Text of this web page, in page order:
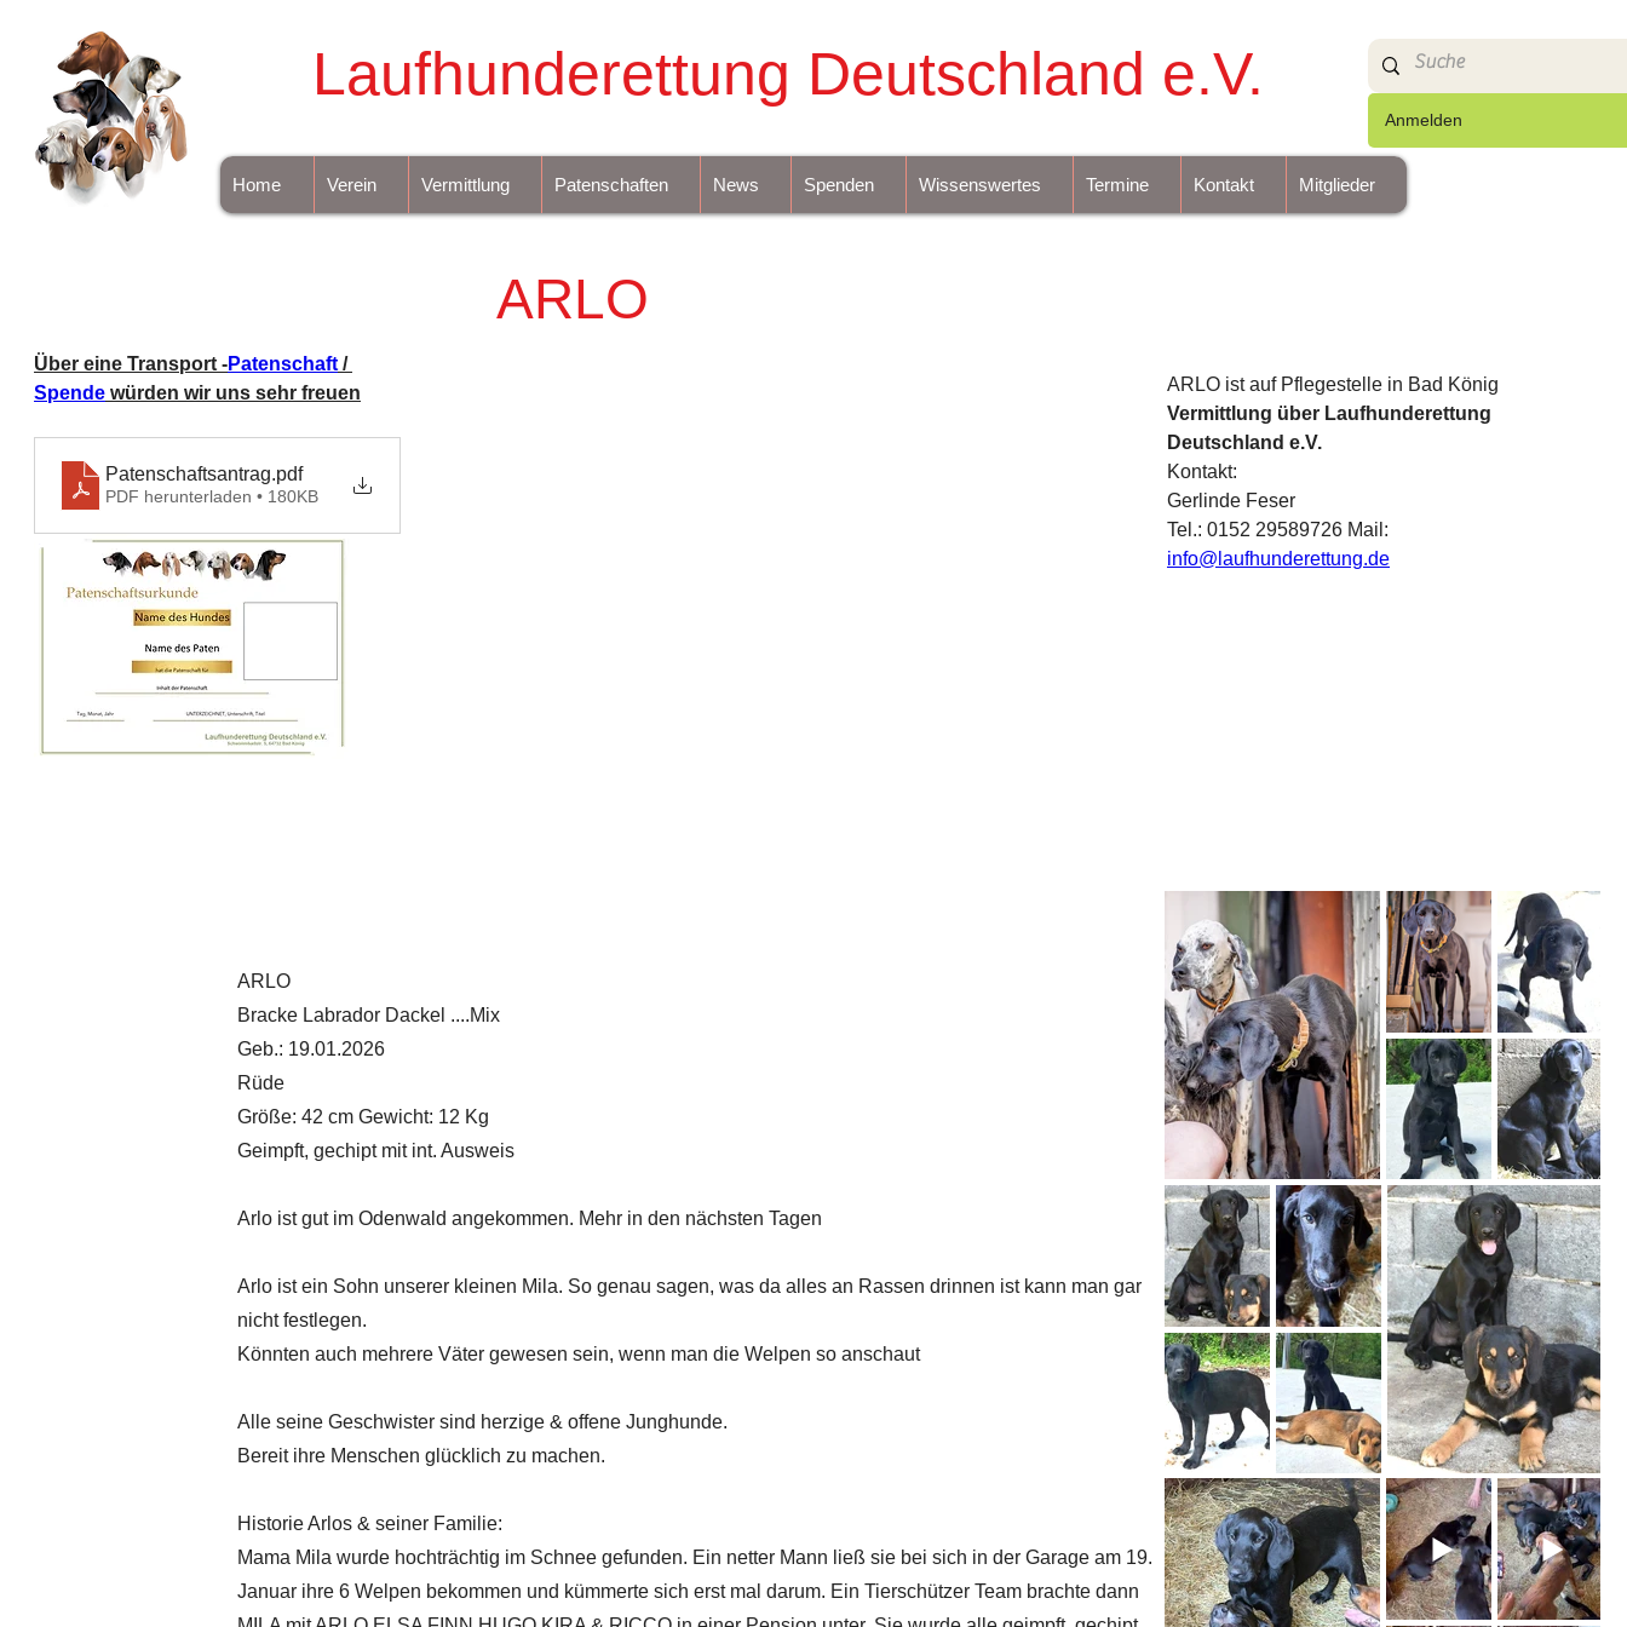
Laufhunderettung Deutschland e.V.
Anmelden
Home Verein Vermittlung Patenschaften News Spenden Wissenswertes Termine Kontakt Mitglieder
ARLO
Über eine Transport -Patenschaft /
Spende würden wir uns sehr freuen
Patenschaftsantrag.pdf
PDF herunterladen • 180KB
ARLO ist auf Pflegestelle in Bad König
Vermittlung über Laufhunderettung
Deutschland e.V.
Kontakt:
Gerlinde Feser
Tel.: 0152 29589726 Mail:
info@laufhunderettung.de
ARLO
Bracke Labrador Dackel ....Mix
Geb.: 19.01.2026
Rüde
Größe: 42 cm Gewicht: 12 Kg
Geimpft, gechipt mit int. Ausweis
Arlo ist gut im Odenwald angekommen. Mehr in den nächsten Tagen
Arlo ist ein Sohn unserer kleinen Mila. So genau sagen, was da alles an Rassen drinnen ist kann man gar
nicht festlegen.
Könnten auch mehrere Väter gewesen sein, wenn man die Welpen so anschaut
Alle seine Geschwister sind herzige & offene Junghunde.
Bereit ihre Menschen glücklich zu machen.
Historie Arlos & seiner Familie:
Mama Mila wurde hochträchtig im Schnee gefunden. Ein netter Mann ließ sie bei sich in der Garage am 19.
Januar ihre 6 Welpen bekommen und kümmerte sich erst mal darum. Ein Tierschützer Team brachte dann